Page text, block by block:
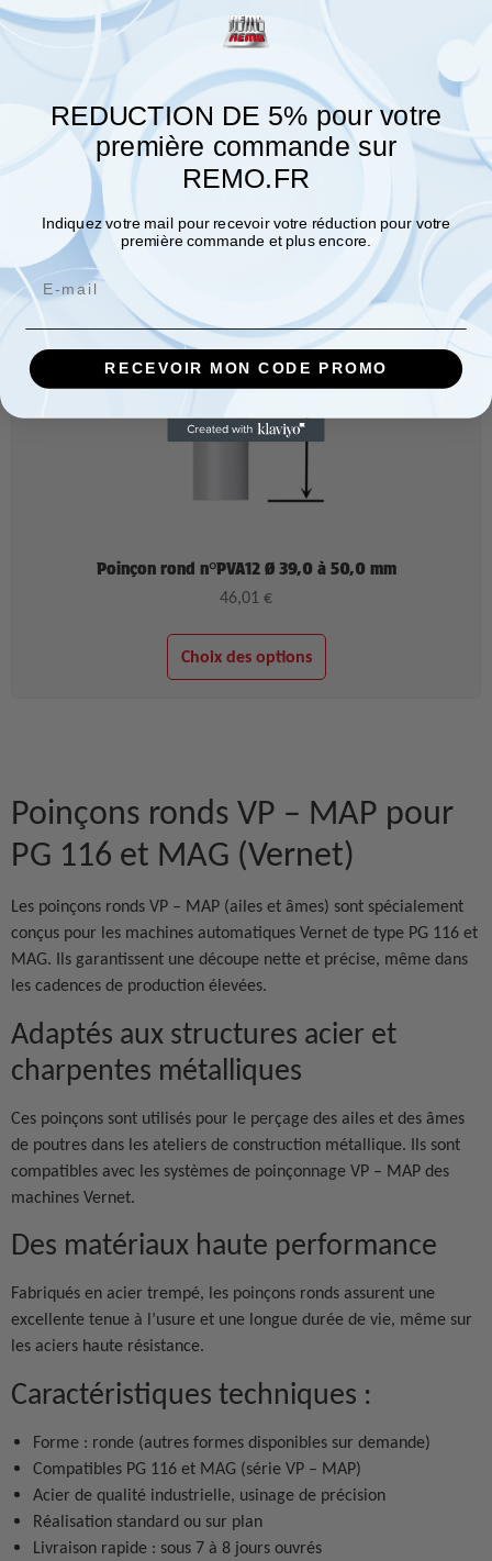
Poinçon rond n°PVA11 Ø 33,0 à 38,0 mm
31,08 €
Poinçon rond n°PVA12 Ø 39,0 à 50,0 mm
46,01 €
Choix des options
Poinçons ronds VP – MAP pour
PG 116 et MAG (Vernet)
Les poinçons ronds VP – MAP (ailes et âmes) sont spécialement
conçus pour les machines automatiques Vernet de type PG 116 et
MAG. Ils garantissent une découpe nette et précise, même dans
les cadences de production élevées.
Adaptés aux structures acier et
charpentes métalliques
Ces poinçons sont utilisés pour le perçage des ailes et des âmes
de poutres dans les ateliers de construction métallique. Ils sont
compatibles avec les systèmes de poinçonnage VP – MAP des
machines Vernet.
Des matériaux haute performance
Fabriqués en acier trempé, les poinçons ronds assurent une
excellente tenue à l’usure et une longue durée de vie, même sur
les aciers haute résistance.
Caractéristiques techniques :
Forme : ronde (autres formes disponibles sur demande)
Compatibles PG 116 et MAG (série VP – MAP)
Acier de qualité industrielle, usinage de précision
Réalisation standard ou sur plan
Livraison rapide : sous 7 à 8 jours ouvrés
REDUCTION DE 5% pour votre
première commande sur
REMO.FR
Indiquez votre mail pour recevoir votre réduction pour votre
première commande et plus encore.
Email
RECEVOIR MON CODE PROMO